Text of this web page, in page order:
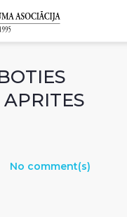
No comment(s)